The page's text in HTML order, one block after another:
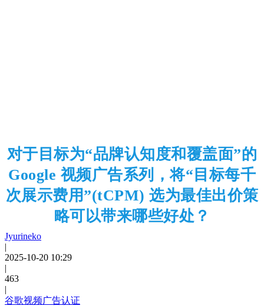
对于目标为“品牌认知度和覆盖面”的
Google 视频广告系列，将“目标每千
次展示费用”(tCPM) 选为最佳出价策
略可以带来哪些好处？
Jyurineko
|
2025-10-20 10:29
|
463
|
谷歌视频广告认证